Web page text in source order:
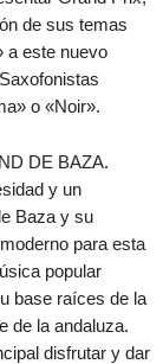
de sus temas
a este nuevo
o «Noir».
DE BAZA.
y un
Baza y su
para esta
popular
base raíces de la
de la andaluza.
disfrutar y dar